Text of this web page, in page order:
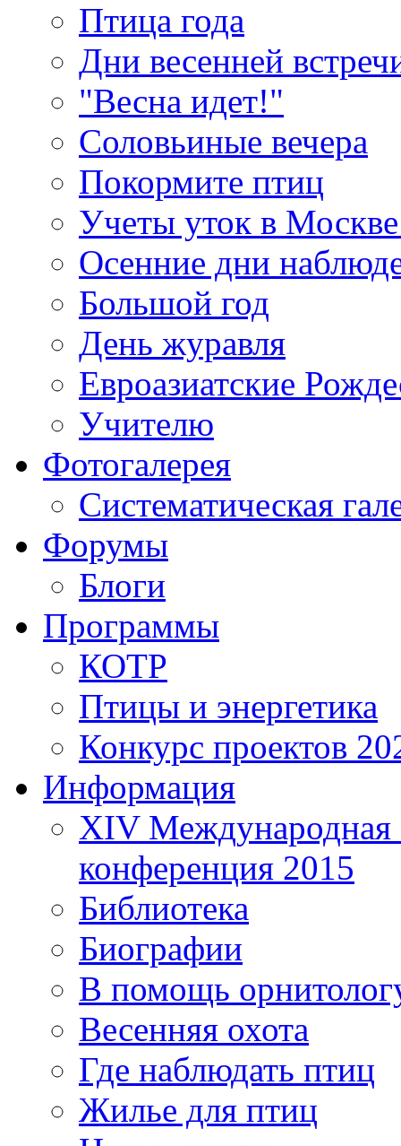
Птица года
Дни весенней
"Весна идет!"
Соловьиные вечера
Покормите птиц
Учеты уток в
Осенние дни
Большой год
День журавля
Евроазиатские
Учителю
Фотогалерея
Систематическая
Форумы
Блоги
Программы
КОТР
Птицы и энергетика
Конкурс проектов
Информация
XIV Международная
конференция 2015
Библиотека
Биографии
В помощь
Весенняя охота
Где наблюдать птиц
Жилье для птиц